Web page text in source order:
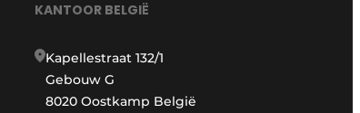
KANTOOR BELGIË
Kapellestraat 132/1
Gebouw G
8020 Oostkamp België